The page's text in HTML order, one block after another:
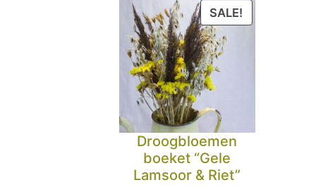
SALE!
IN
Droogbloemen
boeket “Gele
Lamsoor & Riet”